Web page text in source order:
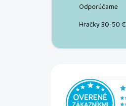
Odporúčame
Hračky 30-50 €